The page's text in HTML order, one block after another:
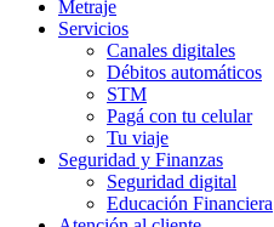
Metraje
Servicios
Canales digitales
Débitos automáticos
STM
Pagá con tu celular
Tu viaje
Seguridad y Finanzas
Seguridad digital
Educación Financiera